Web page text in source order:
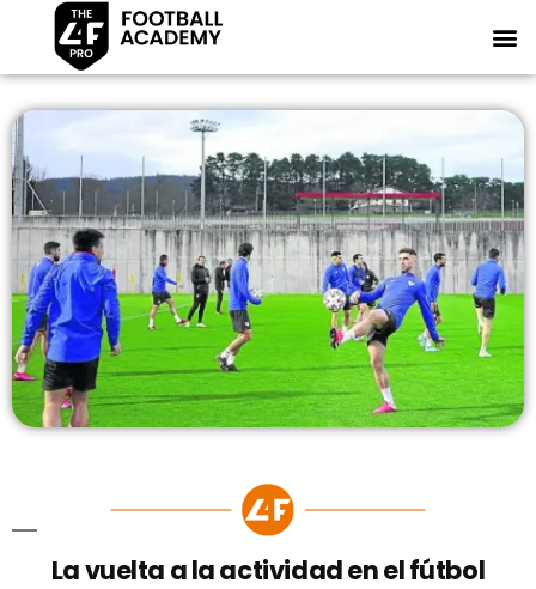
La vuelta a la actividad en el fútbol